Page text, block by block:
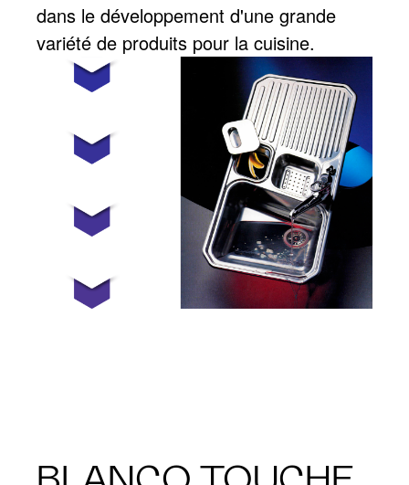
dans le développement d'une grande
variété de produits pour la cuisine.